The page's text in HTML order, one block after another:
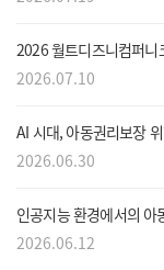
2026 월트디즈니컴퍼니
2026.07.10
AI 시대, 아동권리보장
2026.06.30
인공지능 환경에서의 아
2026.06.12